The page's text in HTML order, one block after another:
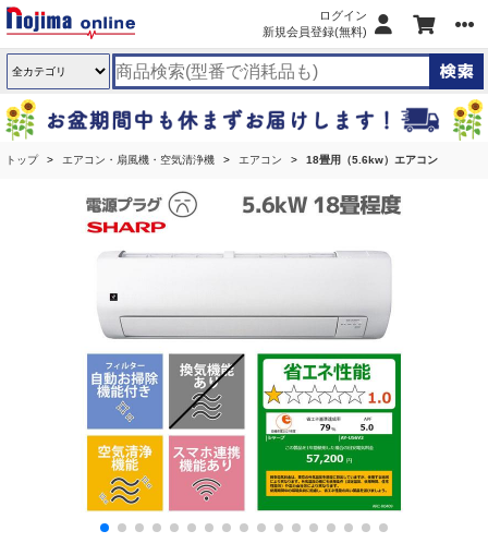
ログイン
新規会員登録(無料)
トップ エアコン・扇風機・空気清浄機 エアコン 18畳用（5.6kw）エアコン